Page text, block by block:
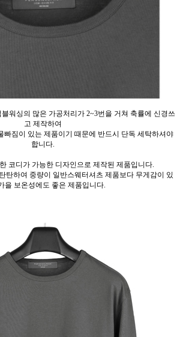
워싱의 많은 가공처리가 2~3번을 거쳐 축률에 신경쓰
고 제작하여
빠짐이 있는 제품이기 때문에 반드시 단독 세탁하셔야
합니다.
코디가 가능한 디자인으로 제작된 제품입니다.
탄하여 중량이 일반스웨터셔츠 제품보다 무게감이 있
을 보온성에도 좋은 제품입니다.